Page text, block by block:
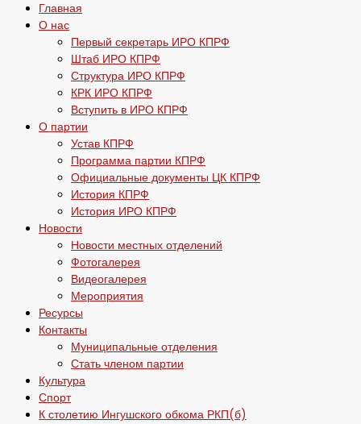
Главная
О нас
Первый секретарь ИРО КПРФ
Штаб ИРО КПРФ
Структура ИРО КПРФ
КРК ИРО КПРФ
Вступить в ИРО КПРФ
О партии
Устав КПРФ
Программа партии КПРФ
Официальные документы ЦК КПРФ
История КПРФ
История ИРО КПРФ
Новости
Новости местных отделений
Фотогалерея
Видеогалерея
Мероприятия
Ресурсы
Контакты
Муниципальные отделения
Стать членом партии
Культура
Спорт
К столетию Ингушского обкома РКП(б)